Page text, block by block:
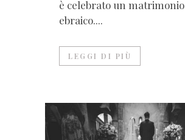
è celebrato un matrimonio
ebraico....
LEGGI DI PIÙ